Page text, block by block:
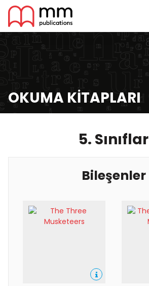
OKUMA KITAPLARI
5. Sınıflar
Bileşenler